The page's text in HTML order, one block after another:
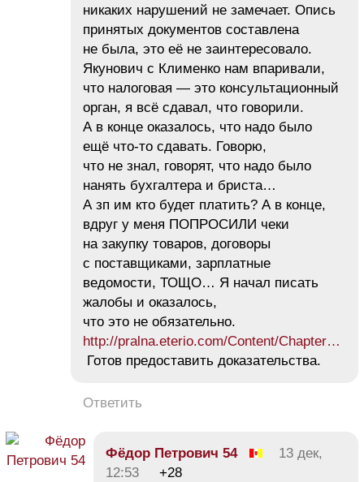
никаких нарушений не замечает. Опись
принятых документов составлена
не была, это её не заинтересовало.
Якунович с Клименко нам впаривали,
что налоговая — это консультационный
орган, я всё сдавал, что говорили.
А в конце оказалось, что надо было
ещё что-то сдавать. Говорю,
что не знал, говорят, что надо было
нанять бухгалтера и бриста…
А зп им кто будет платить? А в конце,
вдруг у меня ПОПРОСИЛИ чеки
на закупку товаров, договоры
с поставщиками, зарплатные
ведомости, ТОЩО… Я начал писать
жалобы и оказалось,
что это не обязательно.
http://pralna.eterio.com/Content/Chapter…
Готов предоставить доказательства.
Ответить
Фёдор Петрович 54
13 дек,
12:53
+28